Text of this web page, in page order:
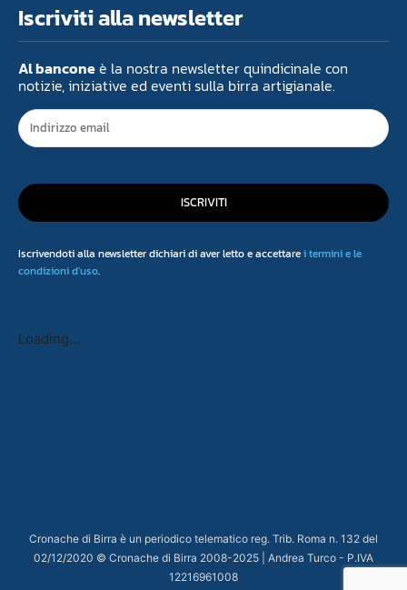
Iscriviti alla newsletter
Al banconeè la nostra newsletter quindicinale con
notizie, iniziative ed eventi sulla birra artigianale.
ISCRIVITI
Iscrivendoti alla newsletter dichiari di aver letto e accettarei termini e le
condizioni d'uso.
Loading...
Cronache di Birra è un periodico telematico reg. Trib. Roma n. 132 del
02/12/2020 © Cronache di Birra 2008-2025 | Andrea Turco - P.IVA
12216961008